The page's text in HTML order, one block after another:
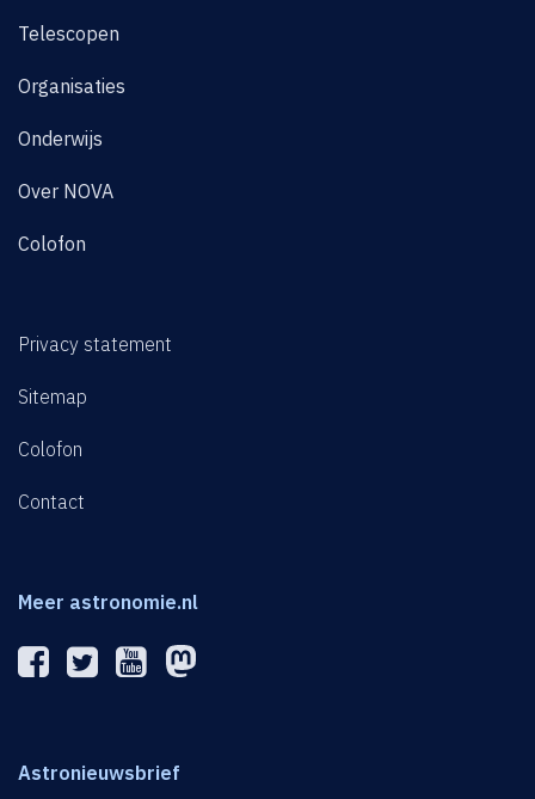
Telescopen
Organisaties
Onderwijs
Over NOVA
Colofon
Privacy statement
Sitemap
Colofon
Contact
Meer astronomie.nl
Astronieuwsbrief